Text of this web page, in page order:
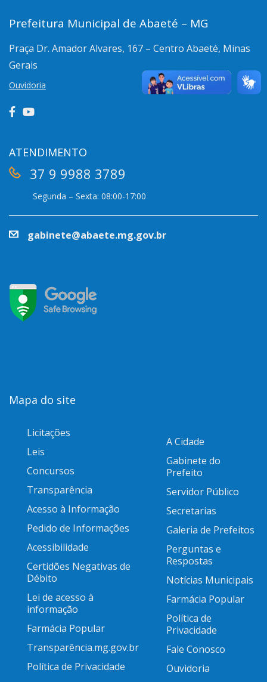
Prefeitura Municipal de Abaeté – MG
Praça Dr. Amador Alvares, 167 – Centro Abaeté, Minas
Gerais
Ouvidoria
ATENDIMENTO
37 9 9988 3789
Segunda – Sexta: 08:00-17:00
gabinete@abaete.mg.gov.br
Mapa do site
Licitações
Leis
Concursos
Transparência
Acesso à Informação
Pedido de Informações
Acessibilidade
Certidões Negativas de
Débito
Lei de acesso à
informação
Farmácia Popular
Transparência.mg.gov.br
Política de Privacidade
A Cidade
Gabinete do
Prefeito
Servidor Público
Secretarias
Galeria de Prefeitos
Perguntas e
Respostas
Notícias Municipais
Farmácia Popular
Política de
Privacidade
Fale Conosco
Ouvidoria